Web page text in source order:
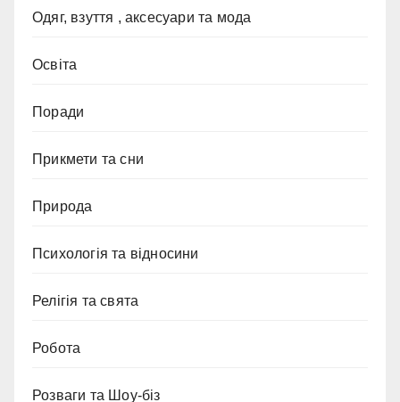
Одяг, взуття , аксесуари та мода
Освіта
Поради
Прикмети та сни
Природа
Психологія та відносини
Релігія та свята
Робота
Розваги та Шоу-біз